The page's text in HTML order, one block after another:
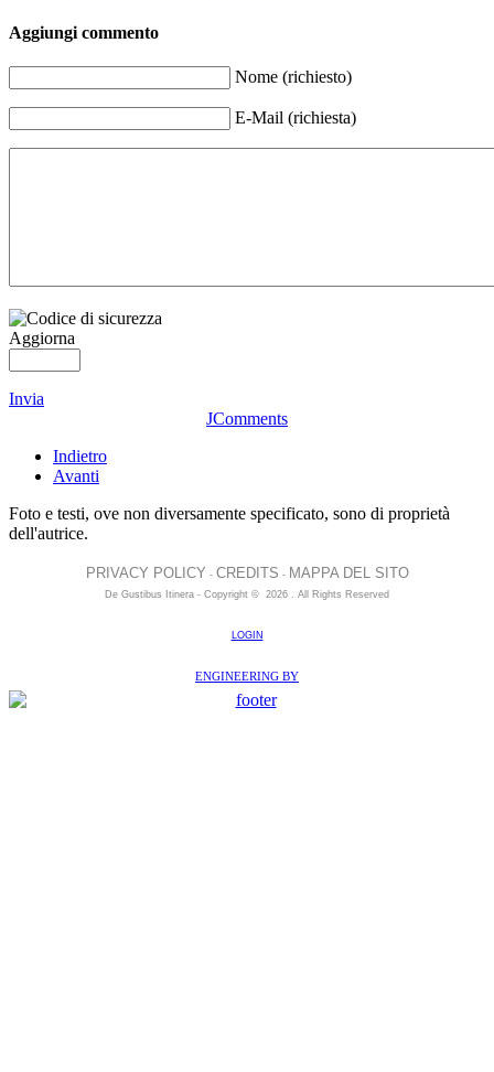
Aggiungi commento
Nome (richiesto)
E-Mail (richiesta)
Aggiorna
Invia
JComments
Indietro
Avanti
Foto e testi, ove non diversamente specificato, sono di proprietà
dell'autrice.
PRIVACY POLICY - CREDITS - MAPPA DEL SITO
De Gustibus Itinera - Copyright © 2026 All Rights Reserved
LOGIN
ENGINEERING BY